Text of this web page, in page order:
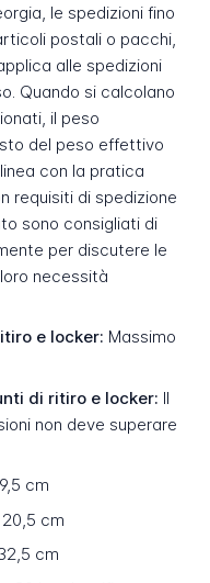
le spedizioni fino
postali o pacchi,
alle spedizioni
Quando si calcolano
il peso
del peso effettivo
con la pratica
requisiti di spedizione
sono consigliati di
per discutere le
necessità
e locker: Massimo
di ritiro e locker: Il
non deve superare
cm
cm
cm